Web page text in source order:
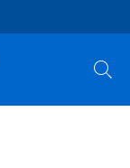
Cerca